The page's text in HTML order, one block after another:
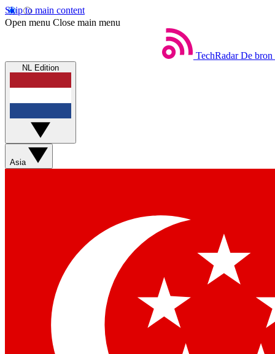
Skip to main content
Open menu Close main menu
TechRadar De bron
NL Edition
Asia